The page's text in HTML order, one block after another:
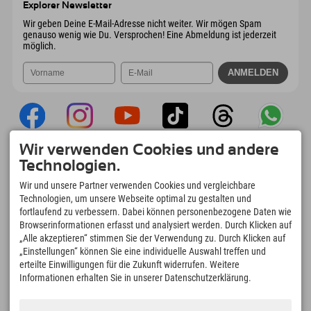
Explorer Newsletter
Wir geben Deine E-Mail-Adresse nicht weiter. Wir mögen Spam
genauso wenig wie Du. Versprochen! Eine Abmeldung ist jederzeit
möglich.
Explorer App
Upload Deiner #ExplorerMoments, Mein
Explorer To Go mit Buchungsübersicht,
Bucketlist, Restaurantübersicht uvm. Jetzt
downloaden!
Zeit für Explorer Moments
166
Bergseen und Erlebnisbäder
4.634km
Pisten zum Skifahren und
Wir verwenden Cookies und andere
Technologien.
Wir und unsere Partner verwenden Cookies und vergleichbare
Technologien, um unsere Webseite optimal zu gestalten und
fortlaufend zu verbessern. Dabei können personenbezogene Daten wie
Browserinformationen erfasst und analysiert werden. Durch Klicken auf
„Alle akzeptieren“ stimmen Sie der Verwendung zu. Durch Klicken auf
„Einstellungen“ können Sie eine individuelle Auswahl treffen und
erteilte Einwilligungen für die Zukunft widerrufen. Weitere
Informationen erhalten Sie in unserer Datenschutzerklärung.